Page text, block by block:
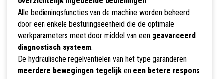
Alle bedieningsfuncties van de machine worden beheerd
door een enkele besturingseenheid die de optimale
werkparameters meet door middel van een geavanceerd
diagnostisch systeem.
De hydraulische regelventielen van het type garanderen
meerdere bewegingen tegelijken een betere respons